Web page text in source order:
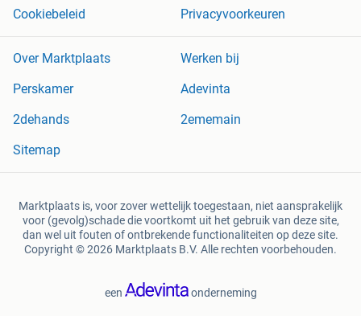
Cookiebeleid
Privacyvoorkeuren
Over Marktplaats
Werken bij
Perskamer
Adevinta
2dehands
2ememain
Sitemap
Marktplaats is, voor zover wettelijk toegestaan, niet aansprakelijk
voor (gevolg)schade die voortkomt uit het gebruik van deze site,
dan wel uit fouten of ontbrekende functionaliteiten op deze site.
Copyright © 2026 Marktplaats B.V. Alle rechten voorbehouden.
een onderneming